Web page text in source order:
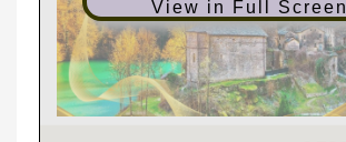
View in Full Screen